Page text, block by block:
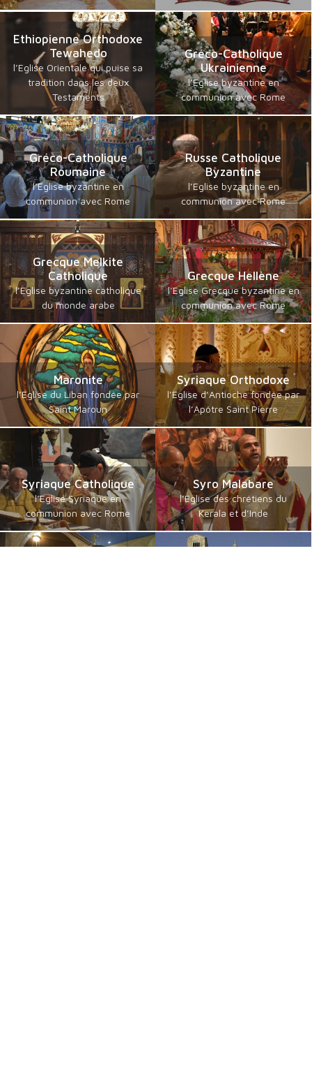
Ethiopienne Orthodoxe
Tewahedo
l’Eglise Orientale qui puise sa
tradition dans les deux
Testaments
Gréco-Catholique
Ukrainienne
l’Eglise byzantine en
communion avec Rome
Gréco-Catholique
Roumaine
l’Eglise byzantine en
communion avec Rome
Russe Catholique
Byzantine
l’Eglise byzantine en
communion avec Rome
Grecque Melkite
Catholique
l’Eglise byzantine catholique
du monde arabe
Grecque Hellène
l’Eglise Grecque byzantine en
communion avec Rome
Maronite
l’Eglise du Liban fondée par
Saint Maroun
Syriaque Orthodoxe
l’Eglise d’Antioche fondée par
l’Apôtre Saint Pierre
Syriaque Catholique
l’Eglise Syriaque en
communion avec Rome
Syro Malabare
l’Eglise des chrétiens du
Kerala et d’Inde